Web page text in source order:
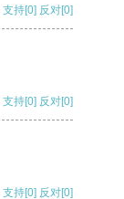
支持[0] 反对[0]
支持[0] 反对[0]
支持[0] 反对[0]